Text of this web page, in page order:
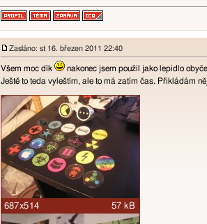
Zasláno: st 16. březen 2011 22:40
Všem moc dík
nakonec jsem použil jako lepidlo
Ještě to teda vyleštím, ale to má zatím čas. Přikládám